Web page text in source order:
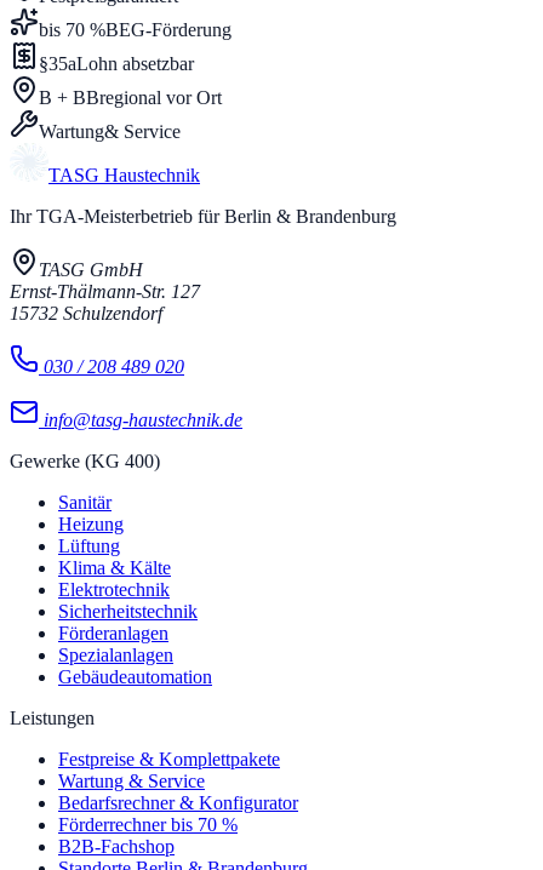
bis 70 %BEG-Förderung
§35aLohn absetzbar
B + BBregional vor Ort
Wartung& Service
TASG Haustechnik
Ihr TGA-Meisterbetrieb für Berlin & Brandenburg
TASG GmbH
Ernst-Thälmann-Str. 127
15732 Schulzendorf
030 / 208 489 020
info@tasg-haustechnik.de
Gewerke (KG 400)
Sanitär
Heizung
Lüftung
Klima & Kälte
Elektrotechnik
Sicherheitstechnik
Förderanlagen
Spezialanlagen
Gebäudeautomation
Leistungen
Festpreise & Komplettpakete
Wartung & Service
Bedarfsrechner & Konfigurator
Förderrechner bis 70 %
B2B-Fachshop